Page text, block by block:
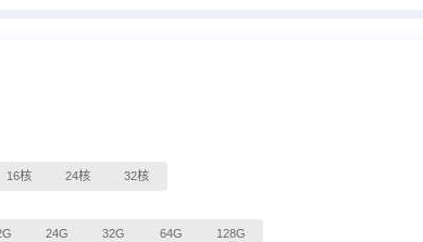
16核 24核 32核
24G 32G 64G 128G